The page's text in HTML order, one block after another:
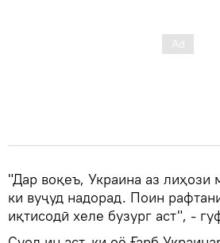
"Дар воқеъ, Украина аз лиҳози
ки вуҷуд надорад. Поин
иқтисодӣ хеле бузург аст", -